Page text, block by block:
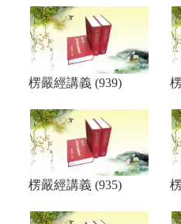
楞嚴經講義 (939)
楞嚴經講義 (935)